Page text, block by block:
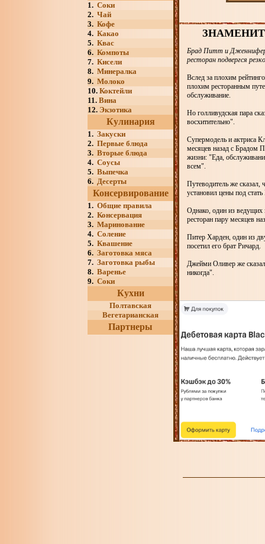
1. Соки
2. Чай
3. Кофе
4. Какао
5. Квас
6. Компоты
7. Кисели
8. Минералка
9. Молоко
10. Коктейли
11. Вина
12. Экзотика
Кулинария
1. Закуски
2. Первые блюда
3. Вторые блюда
4. Соусы
5. Выпечка
6. Десерты
Консервирование
1. Общие правила
2. Консервация
3. Маринование
4. Соление
5. Квашение
6. Заготовка мяса
7. Заготовка рыбы
8. Варенье
9. Соки
Кухни
Полтавская
Вегетарианская
Партнеры
Брад Питт и Дженнифер
ресторан подвергся
Вслед за плохим
плохим ресторанным
обслуживание.
Но голливудская пара
восхитительно".
Супермодель и актриса
месяцев назад с Брадом
жизни: "Еда,
всем".
Путеводитель же сказал,
установил цены под
Однако, один из ведущих
ресторан пару месяцев
Питер Харден, один из
посетил его брат Ричард.
Джейми Оливер же
никогда".